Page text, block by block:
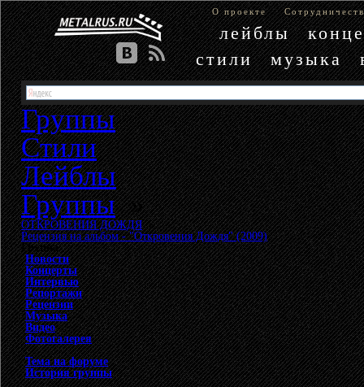
О проекте
лейблы
стили
музыка
Группы
Стили
Лейблы
Группы»
ОТКРОВЕНИЯ ДОЖДЯ»
Рецензия на альбом - "Откровения Дождя" (2009)
Группа
Новости
Концерты
Интервью
Репортажи
Рецензии
Музыка
Видео
Фотогалерея
Тема на форуме
История группы